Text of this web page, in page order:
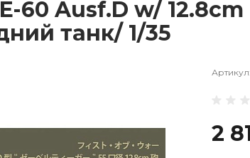
60 Ausf.D w/
танк/ 1/35
Артикул:
2